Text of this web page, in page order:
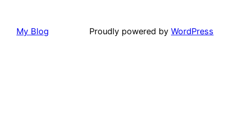
My Blog Proudly powered by WordPress